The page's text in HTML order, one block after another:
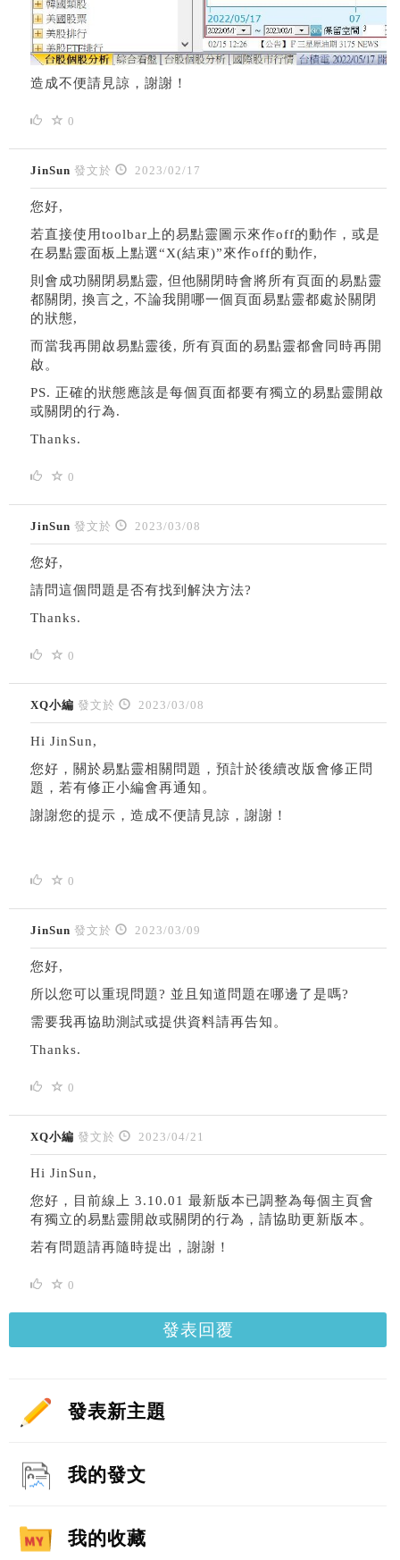
造成不便請見諒，謝謝！
0
JinSun 發文於 2023/02/17
您好,
若直接使用toolbar上的易點靈圖示來作off的動作，或是
在易點靈面板上點選“X(結束)”來作off的動作,
則會成功關閉易點靈, 但他關閉時會將所有頁面的易點靈
都關閉, 換言之, 不論我開哪一個頁面易點靈都處於關閉
的狀態,
而當我再開啟易點靈後, 所有頁面的易點靈都會同時再開
啟。
PS. 正確的狀態應該是每個頁面都要有獨立的易點靈開啟
或關閉的行為.
Thanks.
0
JinSun 發文於 2023/03/08
您好,
請問這個問題是否有找到解決方法?
Thanks.
0
XQ小編 發文於 2023/03/08
Hi JinSun,
您好，關於易點靈相關問題，預計於後續改版會修正問
題，若有修正小編會再通知。
謝謝您的提示，造成不便請見諒，謝謝！
0
JinSun 發文於 2023/03/09
您好,
所以您可以重現問題? 並且知道問題在哪邊了是嗎?
需要我再協助測試或提供資料請再告知。
Thanks.
0
XQ小編 發文於 2023/04/21
Hi JinSun,
您好，目前線上 3.10.01 最新版本已調整為每個主頁會
有獨立的易點靈開啟或關閉的行為，請協助更新版本。
若有問題請再隨時提出，謝謝！
0
發表回覆
發表新主題
我的發文
我的收藏